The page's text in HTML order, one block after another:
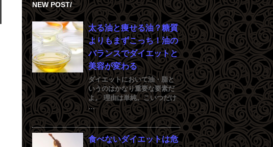
NEW POST/
太る油と痩せる油？糖質
よりもまずこっち！油の
バランスでダイエットと
美容が変わる
ダイエットにおいて油・脂と
いうのはかなり重要な要素だ
よ。 理由は単純。こいつだけ
…
食べないダイエットは危